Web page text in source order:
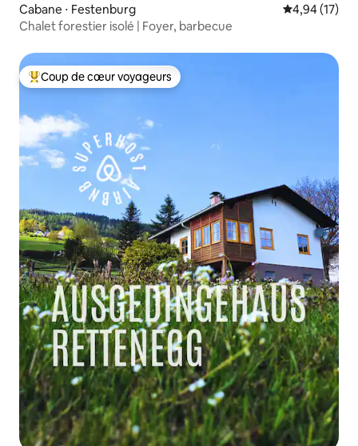
Cabane ⋅ Festenburg Évaluation
4,94 (17)
Chalet forestier isolé | Foyer, barbecue
Coups de cœur voyageurs les plus appréciés
Coup de cœur voyageurs